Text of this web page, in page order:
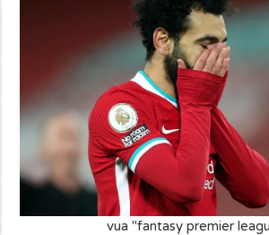
vua "fantasy premier